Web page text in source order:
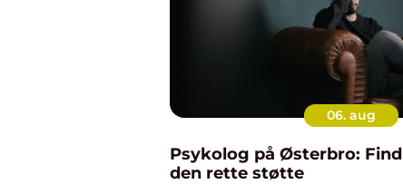
06. aug
Psykolog på Østerbro: Find
den rette støtte